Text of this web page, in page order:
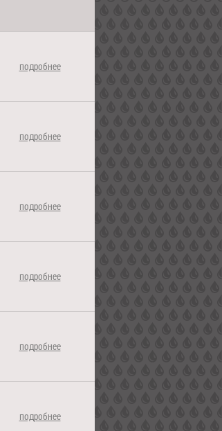
подробнее
подробнее
подробнее
подробнее
подробнее
подробнее